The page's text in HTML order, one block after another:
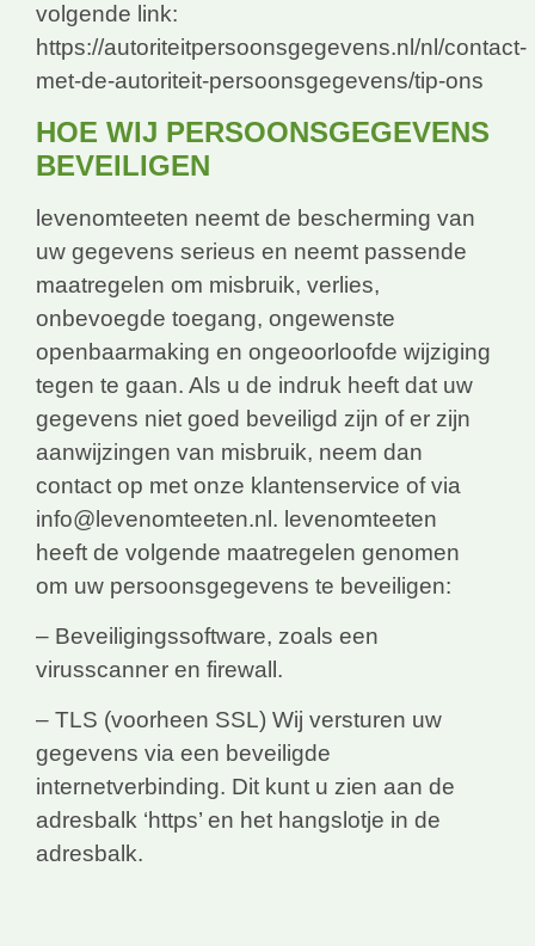
volgende link:
https://autoriteitpersoonsgegevens.nl/nl/contact-
met-de-autoriteit-persoonsgegevens/tip-ons
HOE WIJ PERSOONSGEGEVENS
BEVEILIGEN
levenomteeten neemt de bescherming van
uw gegevens serieus en neemt passende
maatregelen om misbruik, verlies,
onbevoegde toegang, ongewenste
openbaarmaking en ongeoorloofde wijziging
tegen te gaan. Als u de indruk heeft dat uw
gegevens niet goed beveiligd zijn of er zijn
aanwijzingen van misbruik, neem dan
contact op met onze klantenservice of via
info@levenomteeten.nl. levenomteeten
heeft de volgende maatregelen genomen
om uw persoonsgegevens te beveiligen:
– Beveiligingssoftware, zoals een
virusscanner en firewall.
– TLS (voorheen SSL) Wij versturen uw
gegevens via een beveiligde
internetverbinding. Dit kunt u zien aan de
adresbalk ‘https’ en het hangslotje in de
adresbalk.